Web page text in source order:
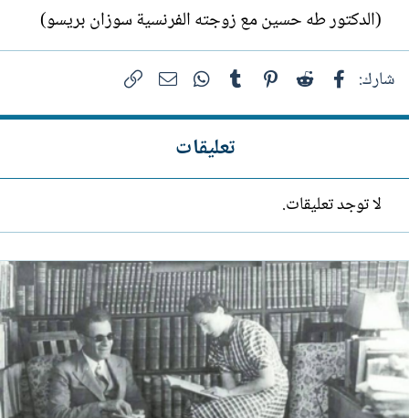
(الدكتور طه حسين مع زوجته الفرنسية سوزان بريسو)
شارك: فيسبوك Reddit
Pinterest
Tumblr
WhatsAppالبريد الإلكتروني
تعليقات
لا توجد تعليقات.